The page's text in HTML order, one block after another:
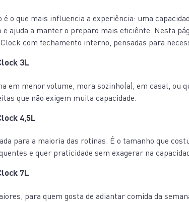
é o que mais influencia a experiência: uma
e ajuda a manter o preparo mais eficiênte. Nesta
com fechamento interno, pensadas para
3L
em menor volume, mora sozinho(a), em casal, ou
que não exigem muita capacidade.
4,5L
para a maioria das rotinas. É o tamanho que
e quer praticidade sem exagerar na
7L
para quem gosta de adiantar comida da